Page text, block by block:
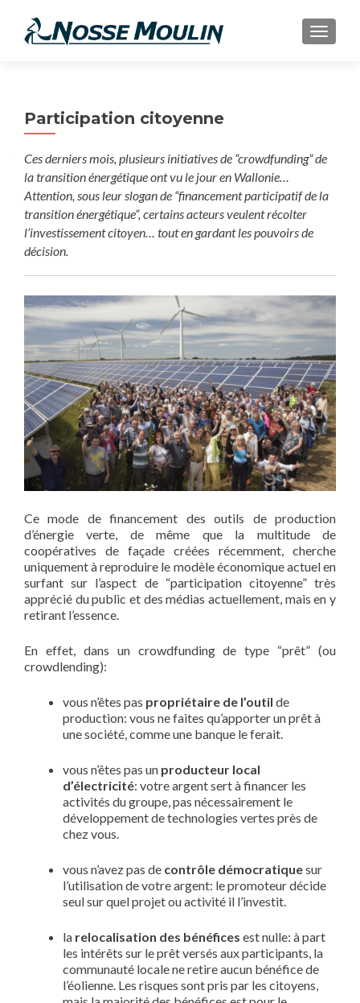
Participation citoyenne
Ces derniers mois, plusieurs initiatives de “crowdfunding” de
la transition énergétique ont vu le jour en Wallonie…
Attention, sous leur slogan de “financement participatif de la
transition énergétique”, certains acteurs veulent récolter
l’investissement citoyen… tout en gardant les pouvoirs de
décision.
Ce mode de financement des outils de production
d’énergie verte, de même que la multitude de
coopératives de façade créées récemment, cherche
uniquement à reproduire le modèle économique actuel en
surfant sur l’aspect de “participation citoyenne” très
apprécié du public et des médias actuellement, mais en y
retirant l’essence.
En effet, dans un crowdfunding de type “prêt” (ou
crowdlending):
vous n’êtes pas propriétaire de l’outil de
production: vous ne faites qu’apporter un prêt à
une société, comme une banque le ferait.
vous n’êtes pas un producteur local
d’électricité: votre argent sert à financer les
activités du groupe, pas nécessairement le
développement de technologies vertes près de
chez vous.
vous n’avez pas de contrôle démocratiquesur
l’utilisation de votre argent: le promoteur décide
seul sur quel projet ou activité il l’investit.
la relocalisation des bénéfices est nulle: à part
les intérêts sur le prêt versés aux participants, la
communauté locale ne retire aucun bénéfice de
l’éolienne. Les risques sont pris par les citoyens,